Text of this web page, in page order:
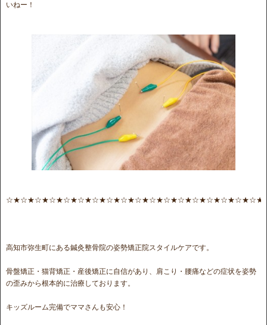
いねー！
高知市弥生町にある鍼灸整骨院の姿勢矯正院スタイルケアです。
骨盤矯正・猫背矯正・産後矯正に自信があり、肩こり・腰痛などの症状を姿勢
の歪みから根本的に治療しております。
キッズルーム完備でママさんも安心！